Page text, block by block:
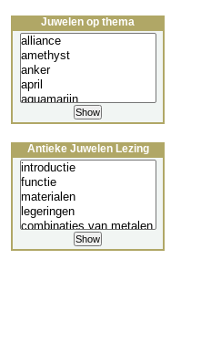
Juwelen op thema
Antieke Juwelen Lezing